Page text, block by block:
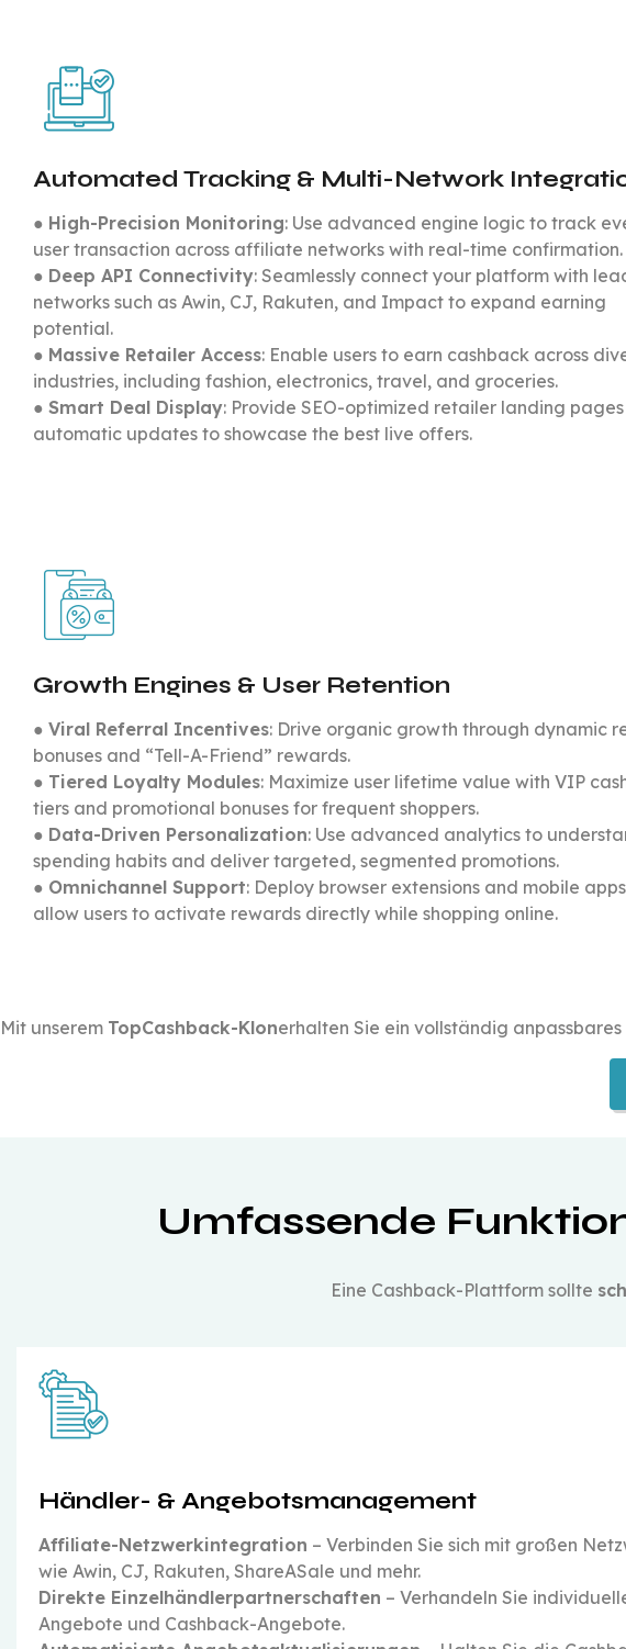
Automated Tracking & Multi-Network
● High-Precision Monitoring: Use advanced engine logic to track
user transaction across affiliate networks with real-time confirmation.
● Deep API Connectivity: Seamlessly connect your platform with
networks such as Awin, CJ, Rakuten, and Impact to expand earning
potential.
● Massive Retailer Access: Enable users to earn cashback across
industries, including fashion, electronics, travel, and groceries.
● Smart Deal Display: Provide SEO-optimized retailer landing
automatic updates to showcase the best live offers.
Growth Engines & User Retention
● Viral Referral Incentives: Drive organic growth through dynamic
bonuses and “Tell-A-Friend” rewards.
● Tiered Loyalty Modules: Maximize user lifetime value with VIP
tiers and promotional bonuses for frequent shoppers.
● Data-Driven Personalization: Use advanced analytics to
spending habits and deliver targeted, segmented promotions.
● Omnichannel Support: Deploy browser extensions and mobile
allow users to activate rewards directly while shopping online.
Mit unserem TopCashback-Klonerhalten Sie ein vollständig
Umfassende
Eine Cashback-Plattform sollte
Händler- & Angebotsmanagement
Affiliate-Netzwerkintegration – Verbinden Sie sich mit großen
wie Awin, CJ, Rakuten, ShareASale und mehr.
Direkte Einzelhändlerpartnerschaften – Verhandeln Sie
Angebote und Cashback-Angebote.